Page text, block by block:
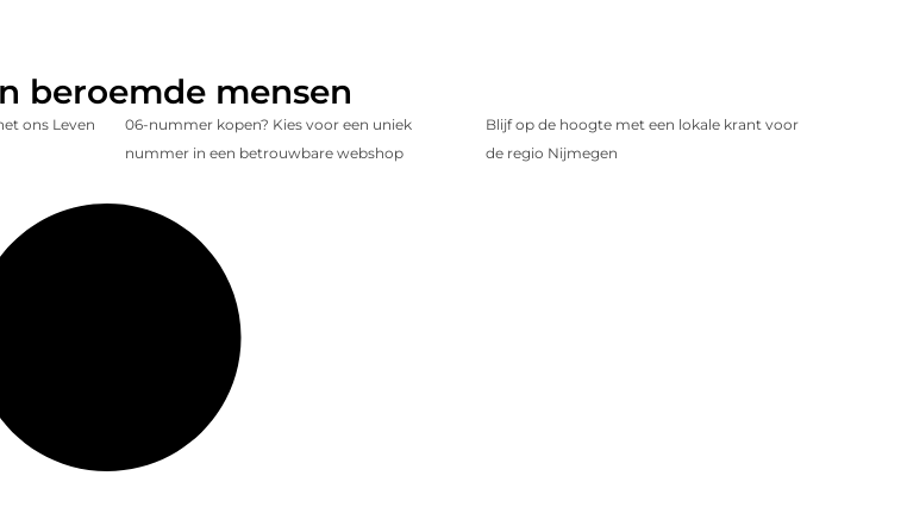
beroemde mensen
ons Leven
06-nummer kopen? Kies voor een uniek
nummer in een betrouwbare webshop
Blijf op de hoogte met een lokale krant voor
de regio Nijmegen